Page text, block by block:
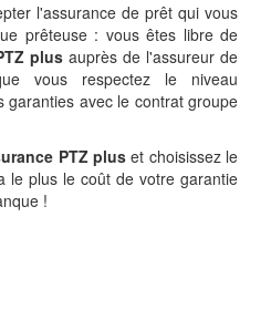
l'assurance de prêt qui vous
prêteuse : vous êtes libre de
plus auprès de l'assureur de
vous respectez le niveau
garanties avec le contrat groupe
PTZ pluset choisissez le
le plus le coût de votre garantie
!